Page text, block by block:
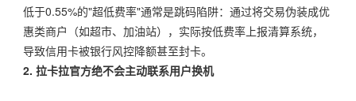
低于0.55%的"超低费率"通常是跳码陷阱：通过将交易伪装成优
惠类商户（如超市、加油站），实际按低费率上报清算系统，
导致信用卡被银行风控降额甚至封卡。
2. 拉卡拉官方绝不会主动联系用户换机